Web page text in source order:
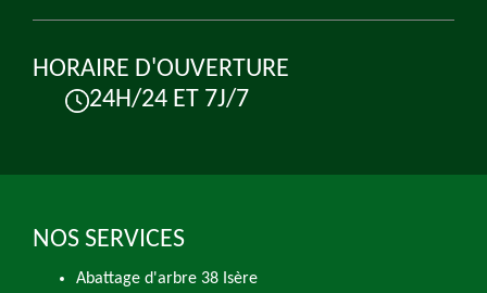
HORAIRE D'OUVERTURE
24H/24 ET 7J/7
NOS SERVICES
Abattage d'arbre 38 Isère